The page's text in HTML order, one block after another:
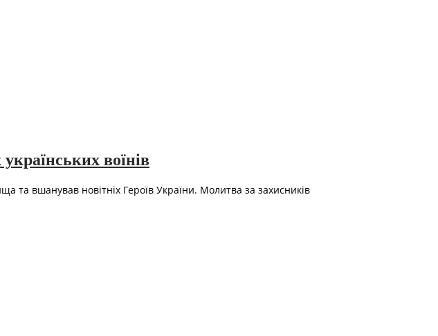
воїнів
та вшанував новітніх Героїв України. Молитва за захисників